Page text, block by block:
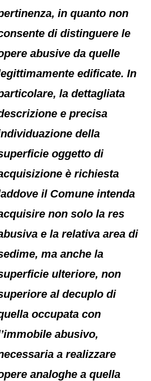
in quanto non
di distinguere le
abusive da quelle
edificate. In
la dettagliata
e precisa
della
oggetto di
è richiesta
il Comune intenda
non solo la res
e la relativa area di
ma anche la
ulteriore, non
al decuplo di
occupata con
abusivo,
a realizzare
analoghe a quella